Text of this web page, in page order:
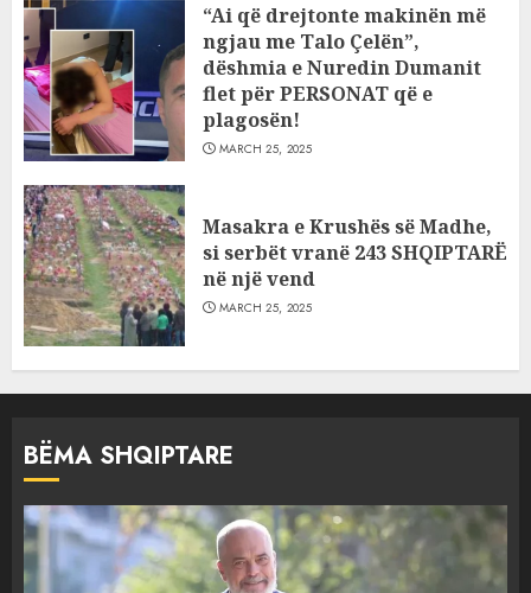
“Ai që drejtonte makinën më
ngjau me Talo Çelën”,
dëshmia e Nuredin Dumanit
flet për PERSONAT që e
plagosën!
MARCH 25, 2025
Masakra e Krushës së Madhe,
si serbët vranë 243 SHQIPTARË
në një vend
MARCH 25, 2025
BËMA SHQIPTARE